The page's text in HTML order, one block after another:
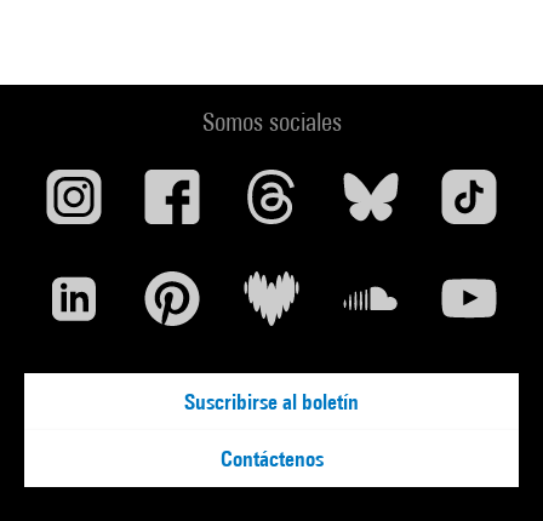
Somos sociales
Suscribirse al boletín
Contáctenos